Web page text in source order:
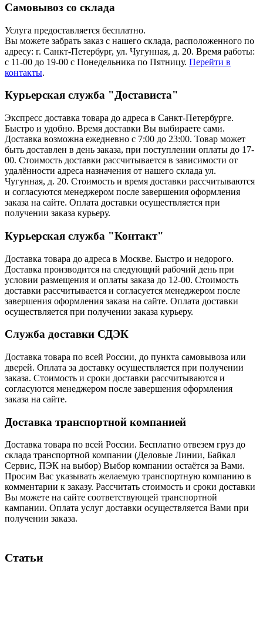
Самовывоз со склада
Услуга предоставляется бесплатно.
Вы можете забрать заказ с нашего склада, расположенного по
адресу: г. Санкт-Петербург, ул. Чугунная, д. 20. Время работы:
с 11-00 до 19-00 с Понедельника по Пятницу. Перейти в
контакты.
Курьерская служба "Достависта"
Экспресс доставка товара до адреса в Санкт-Петербурге.
Быстро и удобно. Время доставки Вы выбираете сами.
Доставка возможна ежедневно с 7:00 до 23:00. Товар может
быть доставлен в день заказа, при поступлении оплаты до 17-
00. Стоимость доставки рассчитывается в зависимости от
удалённости адреса назначения от нашего склада ул.
Чугунная, д. 20. Стоимость и время доставки рассчитываются
и согласуются менеджером после завершения оформления
заказа на сайте. Оплата доставки осуществляется при
получении заказа курьеру.
Курьерская служба "Контакт"
Доставка товара до адреса в Москве. Быстро и недорого.
Доставка производится на следующий рабочий день при
условии размещения и оплаты заказа до 12-00. Стоимость
доставки рассчитывается и согласуется менеджером после
завершения оформления заказа на сайте. Оплата доставки
осуществляется при получении заказа курьеру.
Служба доставки СДЭК
Доставка товара по всей России, до пункта самовывоза или
дверей. Оплата за доставку осуществляется при получении
заказа. Стоимость и сроки доставки рассчитываются и
согласуются менеджером после завершения оформления
заказа на сайте.
Доставка транспортной компанией
Доставка товара по всей России. Бесплатно отвезем груз до
склада транспортной компании (Деловые Линии, Байкал
Сервис, ПЭК на выбор) Выбор компании остаётся за Вами.
Просим Вас указывать желаемую транспортную компанию в
комментарии к заказу. Рассчитать стоимость и сроки доставки
Вы можете на сайте соответствующей транспортной
кампании. Оплата услуг доставки осуществляется Вами при
получении заказа.
Статьи